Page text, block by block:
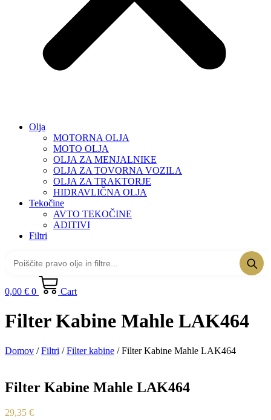
Olja
MOTORNA OLJA
MOTO OLJA
OLJA ZA MENJALNIKE
OLJA ZA TOVORNA VOZILA
OLJA ZA TRAKTORJE
HIDRAVLIČNA OLJA
Tekočine
AVTO TEKOČINE
ADITIVI
Filtri
0,00 € 0 Cart
Filter Kabine Mahle LAK464
Domov /Filtri /Filter kabine / Filter Kabine Mahle LAK464
Filter Kabine Mahle LAK464
29,35 €